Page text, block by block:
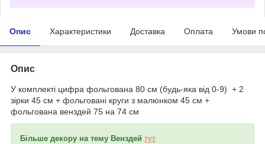
Опис Характеристики Доставка Оплата Умови
Опис
У комплекті цифра фольгована 80 см (будь-яка від 0-9) + 2
зірки 45 см + фольговані круги з малюнком 45 см +
фольгована венздей 75 на 74 см
Більше декору на тему Венздей тут